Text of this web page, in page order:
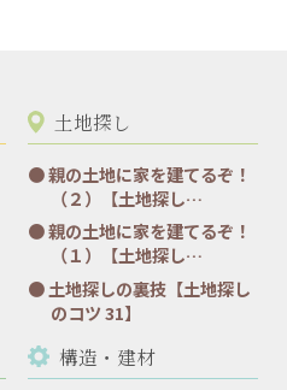
土地探し
親の土地に家を建てるぞ！
（２）【土地探し…
親の土地に家を建てるぞ！
（１）【土地探し…
土地探しの裏技【土地探し
のコツ 31】
構造・建材